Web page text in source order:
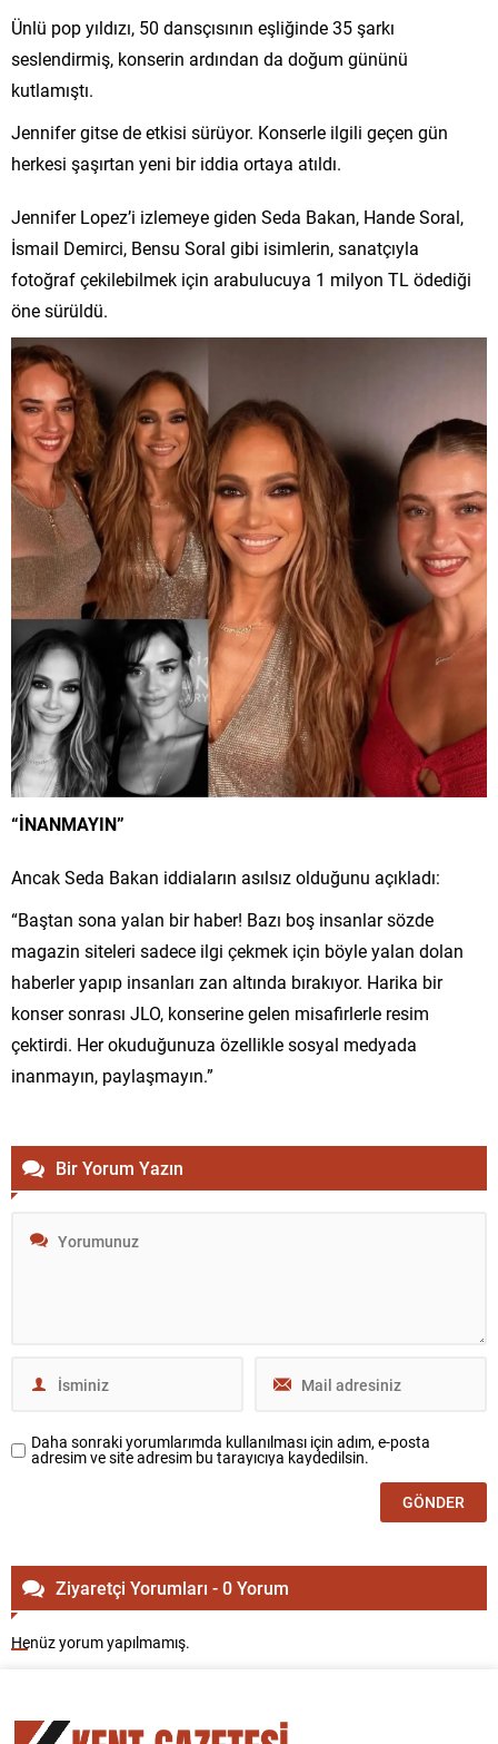
Ünlü pop yıldızı, 50 dansçısının eşliğinde 35 şarkı
seslendirmiş, konserin ardından da doğum gününü
kutlamıştı.
Jennifer gitse de etkisi sürüyor. Konserle ilgili geçen gün
herkesi şaşırtan yeni bir iddia ortaya atıldı.
Jennifer Lopez’i izlemeye giden Seda Bakan, Hande Soral,
İsmail Demirci, Bensu Soral gibi isimlerin, sanatçıyla
fotoğraf çekilebilmek için arabulucuya 1 milyon TL ödediği
öne sürüldü.
“İNANMAYIN”
Ancak Seda Bakan iddiaların asılsız olduğunu açıkladı:
“Baştan sona yalan bir haber! Bazı boş insanlar sözde
magazin siteleri sadece ilgi çekmek için böyle yalan dolan
haberler yapıp insanları zan altında bırakıyor. Harika bir
konser sonrası JLO, konserine gelen misafirlerle resim
çektirdi. Her okuduğunuza özellikle sosyal medyada
inanmayın, paylaşmayın.”
Bir Yorum Yazın
Daha sonraki yorumlarımda kullanılması için adım, e-posta
adresim ve site adresim bu tarayıcıya kaydedilsin.
Ziyaretçi Yorumları - 0 Yorum
Henüz yorum yapılmamış.